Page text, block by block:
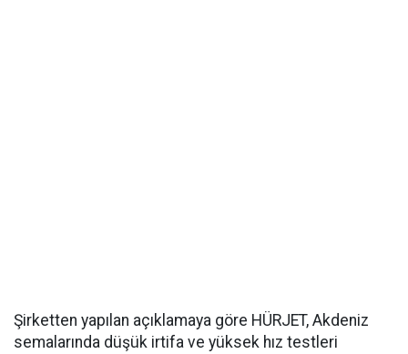
Şirketten yapılan açıklamaya göre HÜRJET, Akdeniz
semalarında düşük irtifa ve yüksek hız testleri